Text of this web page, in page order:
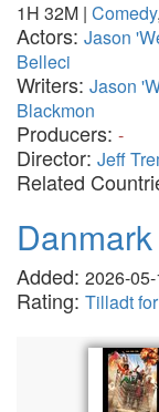
1H 32M | Comedy,
Actors: Jason
Belleci
Writers: Jason
Blackmon
Producers: -
Director: Jeff
Related
Danmark
Added: 2026-
Rating: Tilladt